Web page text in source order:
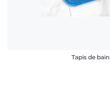
Tapis de bain